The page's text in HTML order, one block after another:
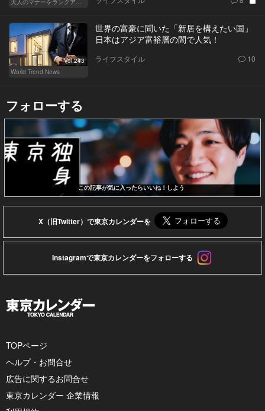
大人のマナーをランクアップせよ
Vol.243
World Trend News
世界の富豪に聞いた「新居を構えたい国」
日本はアジア富裕層の間で人気！
ライフスタイル 10
フォローする
この記事が気に入ったらいいね！しよう
X（旧Twitter）で東京カレンダーを
Instagramで東京カレンダーをフォローする
TOPページ
ヘルプ・お問合せ
広告に関するお問合せ
東京カレンダー 企業情報